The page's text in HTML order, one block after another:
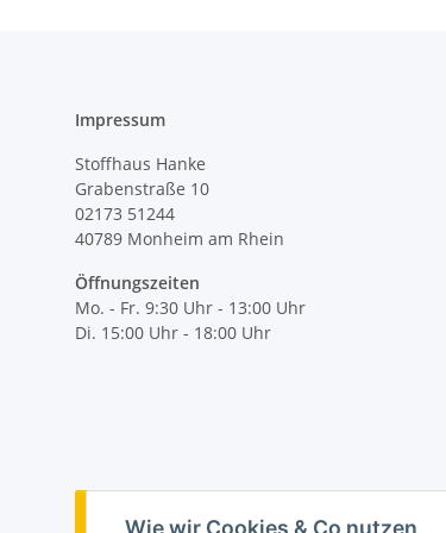
Impressum
Stoffhaus Hanke
Grabenstraße 10
02173 51244
40789 Monheim am Rhein
Öffnungszeiten
Mo. - Fr. 9:30 Uhr - 13:00 Uhr
Di. 15:00 Uhr - 18:00 Uhr
Vertrag widerrufen